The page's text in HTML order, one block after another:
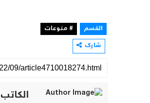
القسم
# منوعات
شارك